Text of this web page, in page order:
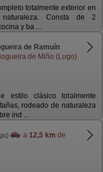
totalmente exterior en
Consta de 2
y ba ...
de Ramuín
de Miño (Lugo)
estilo clásico totalmente
rodeado de naturaleza
ind ...
a 12,5 km de